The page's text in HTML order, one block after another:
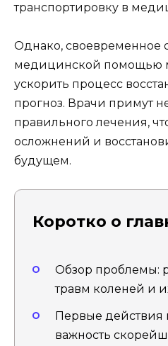
транспортировку в
Однако, своевременное
медицинской помощью
ускорить процесс
прогноз. Врачи примут
правильного лечения,
осложнений и
будущем.
Коротко о
Обзор проблемы:
травм коленей и
Первые действия
важность